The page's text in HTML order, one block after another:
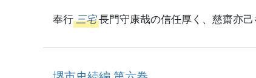
奉行 三宅 長門守康哉の信任厚く、慈齋亦